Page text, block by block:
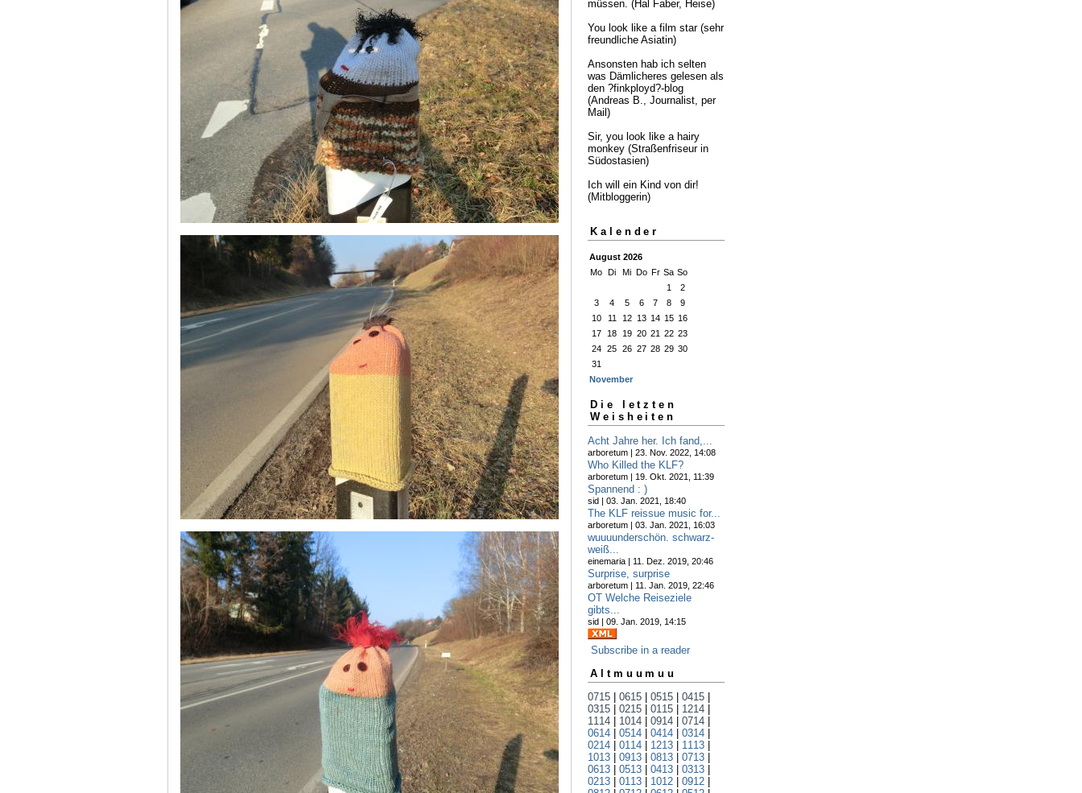
müssen. (Hal Faber, Heise)
You look like a film star (sehr
freundliche Asiatin)
Ansonsten hab ich selten
was Dämlicheres gelesen als
den ?finkployd?-blog
(Andreas B., Journalist, per
Mail)
Sir, you look like a hairy
monkey (Straßenfriseur in
Südostasien)
Ich will ein Kind von dir!
(Mitbloggerin)
Kalender
August 2026
Mo
Di Mi Do Fr Sa So
1
2
3
4 5 6 7 8
9
10
11 12 13 14 15 16
17
18 19 20 21 22 23
24
25 26 27 28 29 30
31
November
Die letzten
Weisheiten
Acht Jahre her. Ich fand,...
arboretum | 23. Nov. 2022, 14:08
Who Killed the KLF?
arboretum | 19. Okt. 2021, 11:39
Spannend : )
sid | 03. Jan. 2021, 18:40
The KLF reissue music for...
arboretum | 03. Jan. 2021, 16:03
wuuuunderschön. schwarz-
weiß...
einemaria | 11. Dez. 2019, 20:46
Surprise, surprise
arboretum | 11. Jan. 2019, 22:46
OT Welche Reiseziele
gibts...
sid | 09. Jan. 2019, 14:15
Subscribe in a reader
Altmuumuu
0715
0615 0515 0415
0315
0215 0115 1214
1114
1014 0914 0714
0614
0514 0414 0314
0214
0114 1213 1113
1013
0913 0813 0713
0613
0513 0413 0313
0213
0113 1012 0912